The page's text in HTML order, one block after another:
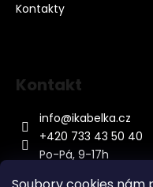
Kontakty
Kontakt
info@ikabelka.cz
+420 733 43 50 40
Po-Pá, 9-17h